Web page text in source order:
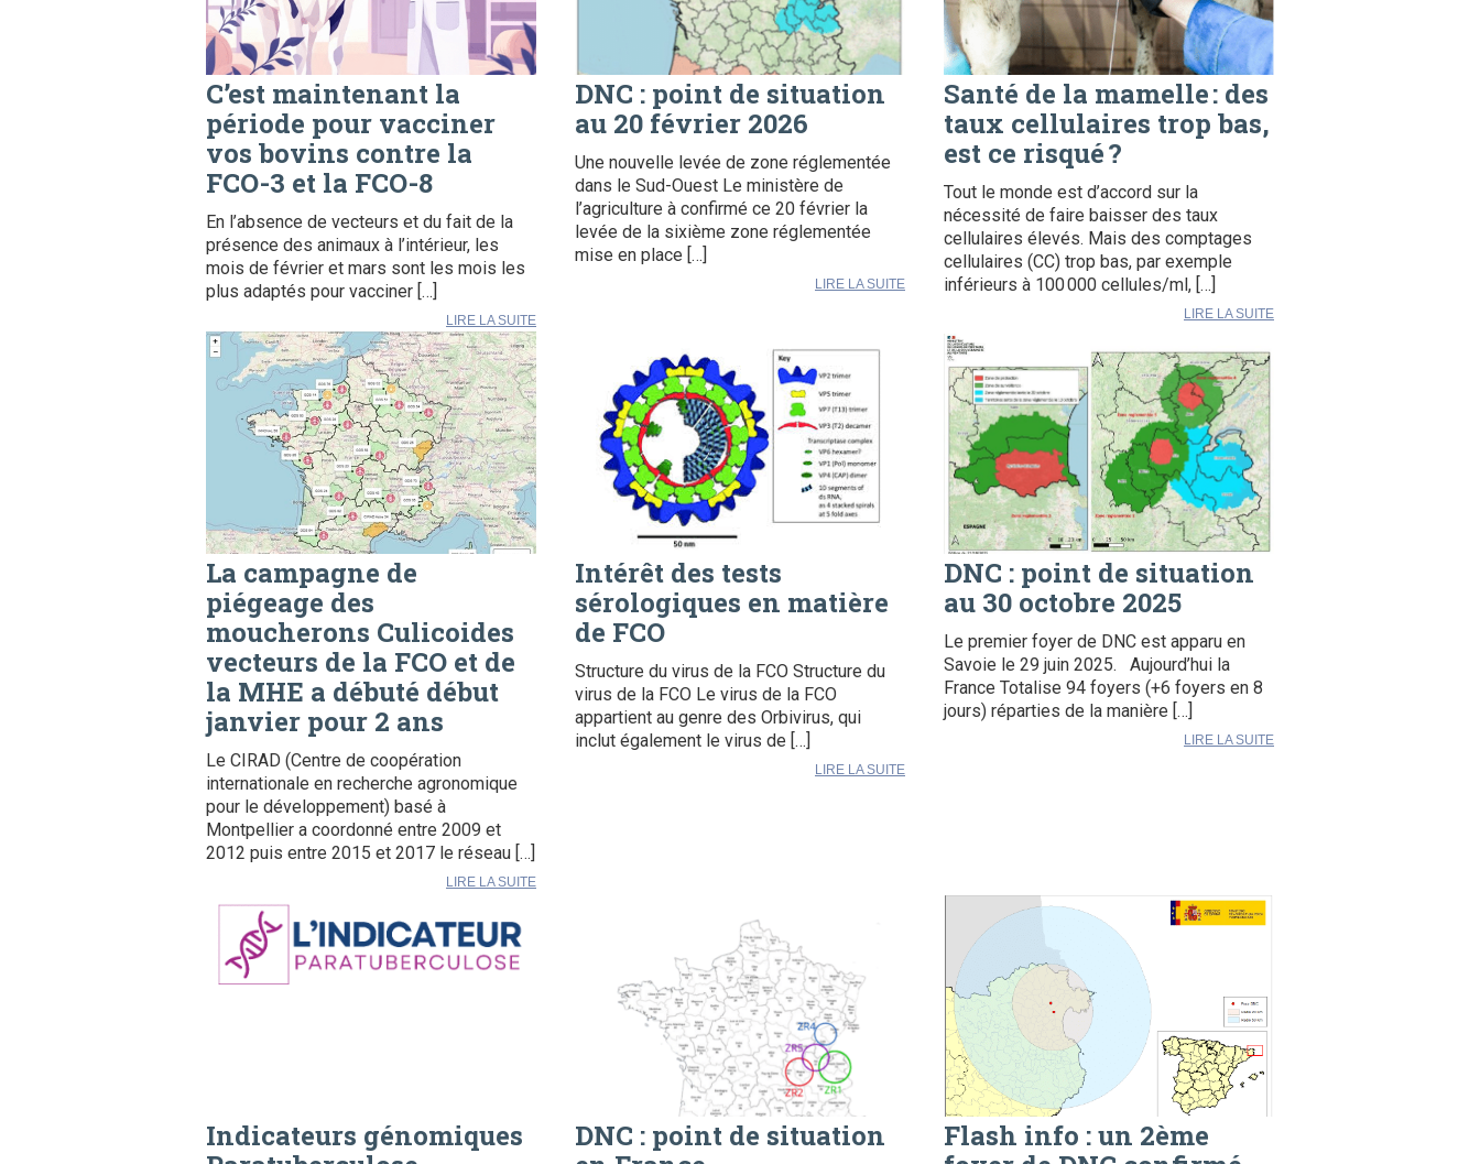
C’est maintenant la
période pour vacciner
vos bovins contre la
FCO-3 et la FCO-8
En l’absence de vecteurs et du fait de la
présence des animaux à l’intérieur, les
mois de février et mars sont les mois les
plus adaptés pour vacciner […]
LIRE LA SUITE
DNC : point de situation
au 20 février 2026
Une nouvelle levée de zone réglementée
dans le Sud-Ouest Le ministère de
l’agriculture à confirmé ce 20 février la
levée de la sixième zone réglementée
mise en place […]
LIRE LA SUITE
Santé de la mamelle : des
taux cellulaires trop bas,
est ce risqué ?
Tout le monde est d’accord sur la
nécessité de faire baisser des taux
cellulaires élevés. Mais des comptages
cellulaires (CC) trop bas, par exemple
inférieurs à 100 000 cellules/ml, […]
LIRE LA SUITE
La campagne de
piégeage des
moucherons Culicoides
vecteurs de la FCO et de
la MHE a débuté début
janvier pour 2 ans
Le CIRAD (Centre de coopération
internationale en recherche agronomique
pour le développement) basé à
Montpellier a coordonné entre 2009 et
2012 puis entre 2015 et 2017 le réseau […]
LIRE LA SUITE
Intérêt des tests
sérologiques en matière
de FCO
Structure du virus de la FCO Structure du
virus de la FCO Le virus de la FCO
appartient au genre des Orbivirus, qui
inclut également le virus de […]
LIRE LA SUITE
DNC : point de situation
au 30 octobre 2025
Le premier foyer de DNC est apparu en
Savoie le 29 juin 2025. Aujourd’hui la
France Totalise 94 foyers (+6 foyers en 8
jours) réparties de la manière […]
LIRE LA SUITE
Indicateurs génomiques
DNC : point de situation
Flash info : un 2ème